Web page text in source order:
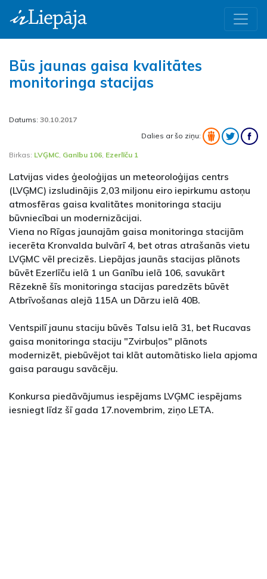
Būs jaunas gaisa kvalitātes
monitoringa stacijas
Datums: 30.10.2017
Dalies ar šo ziņu:
Birkas: LVĢMC Ganību 106 Ezerlīču 1
Latvijas vides ģeoloģijas un meteoroloģijas centrs
(LVĢMC) izsludinājis 2,03 miljonu eiro iepirkumu astoņu
atmosfēras gaisa kvalitātes monitoringa staciju
būvniecībai un modernizācijai.
Viena no Rīgas jaunajām gaisa monitoringa stacijām
iecerēta Kronvalda bulvārī 4, bet otras atrašanās vietu
LVĢMC vēl precizēs. Liepājas jaunās stacijas plānots
būvēt Ezerlīču ielā 1 un Ganību ielā 106, savukārt
Rēzeknē šīs monitoringa stacijas paredzēts būvēt
Atbrīvošanas alejā 115A un Dārzu ielā 40B.
Ventspilī jaunu staciju būvēs Talsu ielā 31, bet Rucavas
gaisa monitoringa staciju "Zvirbuļos" plānots
modernizēt, piebūvējot tai klāt automātisko liela apjoma
gaisa paraugu savācēju.
Konkursa piedāvājumus iespējams LVĢMC iespējams
iesniegt līdz šī gada 17.novembrim, ziņo LETA.